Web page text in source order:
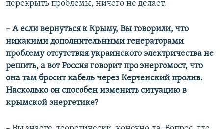
перекрыть проблемы, ничего не делает.
– А если вернуться к Крыму, Вы говорили, что
никакими дополнительными генераторами
проблему отсутствия украинского электричества не
решить, а вот Россия говорит про энергомост, что
она там бросит кабель через Керченский пролив.
Насколько он способен изменить ситуацию в
крымской энергетике?